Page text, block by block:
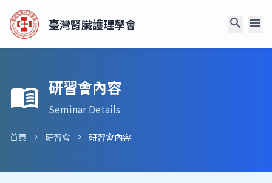
臺灣腎臟護理學會 search menu
menu_book 研習會內容
Seminar Details
首頁 chevron_right 研習會 chevron_right 研習會內容